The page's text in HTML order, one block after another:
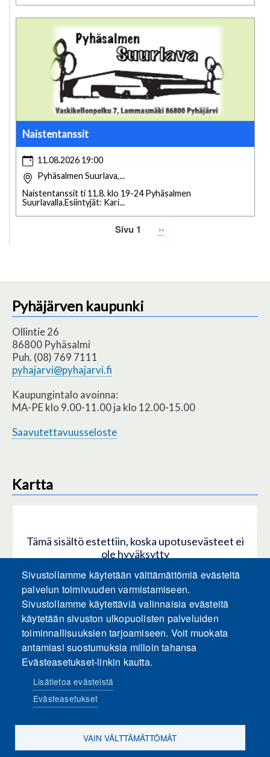
Naistentanssit
11.08.2026 19:00
Pyhäsalmen Suurlava,...
Naistentanssit ti 11.8. klo 19-24 Pyhäsalmen
Suurlavalla.Esiintyjät: Kari...
Sivu 1
Seuraava
››
Pyhäjärven kaupunki
Ollintie 26
86800 Pyhäsalmi
Puh. (08) 769 7111
pyhajarvi@pyhajarvi.fi
Kaupungintalo avoinna:
MA-PE klo 9.00-11.00 ja klo 12.00-15.00
Saavutettavuusseloste
Kartta
Tämä sisältö estettiin, koska upotusevästeet ei
ole hyväksytty
HYVÄKSY KAIKKI EVÄSTEET
Hyväksy vain upotusevästeet
Sosiaalinen media
Sivustollamme käytetään välttämättömiä evästeitä
palvelun toimivuuden varmistamiseen.
Sivustollamme käytettäviä valinnaisia evästeitä
käytetään sivuston ulkopuolisten palveluiden
toiminnallisuuksien tarjoamiseen. Voit muokata
antamiasi suostumuksia milloin tahansa
Evästeasetukset-linkin kautta.
Lisätietoa evästeistä
Evästeasetukset
VAIN VÄLTTÄMÄTTÖMÄT